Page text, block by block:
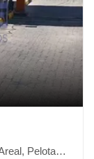
Pelotas-RS